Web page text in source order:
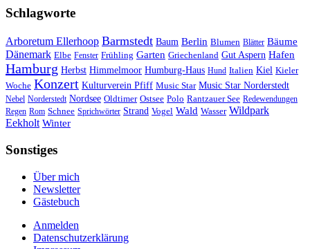
Schlagworte
Arboretum Ellerhoop Barmstedt Baum Berlin Blumen Blätter Bäume
Dänemark Elbe Fenster Frühling Garten Griechenland Gut Aspern Hafen
Hamburg Herbst Himmelmoor Humburg-Haus Hund Italien Kiel Kieler
Woche Konzert Kulturverein Pfiff Music Star Music Star Norderstedt
Nebel Norderstedt Nordsee Oldtimer Ostsee Polo Rantzauer See Redewendungen
Regen Rom Schnee Sprichwörter Strand Vogel Wald Wasser Wildpark
Eekholt Winter
Sonstiges
Über mich
Newsletter
Gästebuch
Anmelden
Datenschutzerklärung